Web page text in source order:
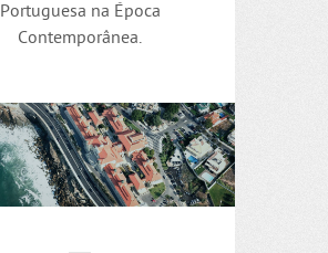
Portuguesa na Época
Contemporânea.